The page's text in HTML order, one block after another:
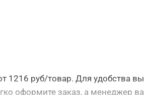
1216 руб/товар. Для удобства
оформите заказ, а менеджер